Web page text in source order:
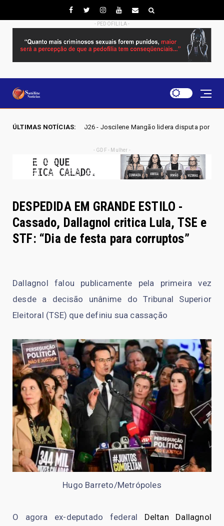
- PEDOFILILA -
ÚLTIMAS NOTÍCIAS:
GO 2026 - Joscilene Mangão lidera disputa por vaga na Alego em Novo
- GDF - Mulher -
DESPEDIDA EM GRANDE ESTILO -
Cassado, Dallagnol critica Lula, TSE e
STF: “Dia de festa para corruptos”
Dallagnol falou publicamente pela primeira vez
desde a decisão unânime do Tribunal Superior
Eleitoral (TSE) que definiu sua cassação
Hugo Barreto/Metrópoles
O agora ex-deputado federal Deltan Dallagnol